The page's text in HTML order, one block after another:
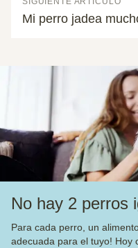
Mi perro jadea
No hay 2 perros
Para cada perro, un
adecuada para el tuyo! Hoy